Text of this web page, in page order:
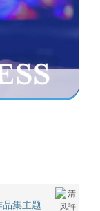
集主题